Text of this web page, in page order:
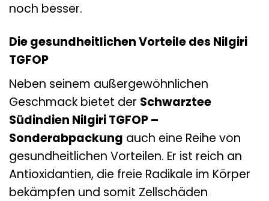
noch besser.
Die gesundheitlichen Vorteile des Nilgiri
TGFOP
Neben seinem außergewöhnlichen
Geschmack bietet der Schwarztee
Südindien Nilgiri TGFOP –
Sonderabpackung auch eine Reihe von
gesundheitlichen Vorteilen. Er ist reich an
Antioxidantien, die freie Radikale im Körper
bekämpfen und somit Zellschäden